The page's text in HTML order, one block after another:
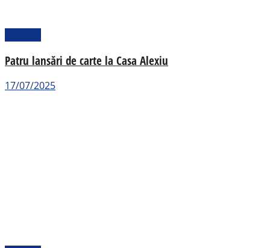
Patru lansări de carte la Casa Alexiu
17/07/2025